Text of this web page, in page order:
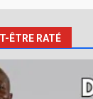
ÊTRE RATÉ